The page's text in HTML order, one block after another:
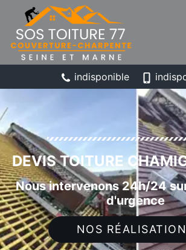
indisponible
DEVIS TOITURE
Nous intervenons 24h/24
d'urgence
NOS